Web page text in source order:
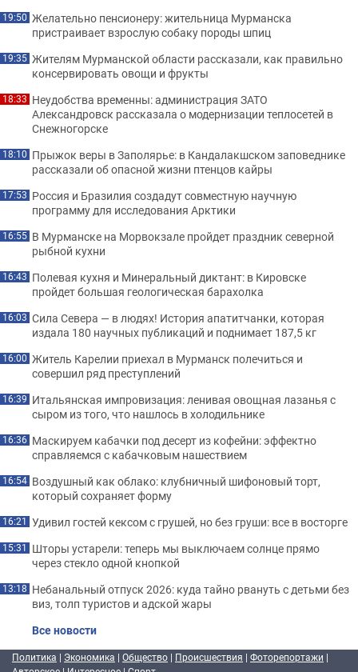
19:50 Желательно пенсионеру: жительница Мурманска
пристраивает взрослую собаку породы шпиц
19:35 Жителям Мурманской области рассказали, как правильно
консервировать овощи и фрукты
18:33 Неудобства временны: администрация ЗАТО
Александровск рассказала о модернизации теплосетей в
Снежногорске
18:10 Прыжок веры в Заполярье: в Кандалакшском заповеднике
рассказали об опасной жизни птенцов кайры
17:53 Россия и Бразилия создадут совместную научную
программу для исследования Арктики
16:55 В Мурманске на Морвокзале пройдет праздник северной
рыбной кухни
16:43 Полевая кухня и Минеральный диктант: в Кировске
пройдет большая геологическая барахолка
16:03 Сила Севера — в людях! История апатитчанки, которая
издала 180 научных публикаций и поднимает 187,5 кг
16:00 Житель Карелии приехал в Мурманск полечиться и
совершил ряд преступлений
16:39 Итальянская импровизация: ленивая овощная лазанья с
сыром из того, что нашлось в холодильнике
16:36 Маскируем кабачки под десерт из кофейни: эффектно
справляемся с кабачковым нашествием
16:54 Воздушный как облако: клубничный шифоновый торт,
который сохраняет форму
16:21 Удивил гостей кексом с грушей, но без груши: все в восторге
15:31 Шторы устарели: теперь мы выключаем солнце прямо
через стекло одной кнопкой
13:18 Небанальный отпуск 2026: куда тайно рвануть с детьми без
виз, толп туристов и адской жары
Все новости
Политика | Экономика | Общество | Происшествия | Фоторепортажи |